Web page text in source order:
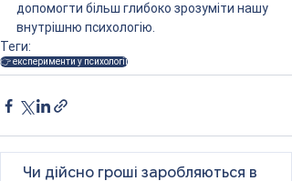
допомогти більш глибоко зрозуміти нашу
внутрішню психологію.
Теги:
👉 експерименти у психології
Чи дійсно гроші заробляються в